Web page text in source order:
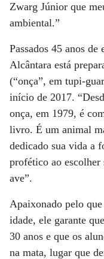
Zwarg Júnior que
ambiental.”
Passados 45 anos
Alcântara está
(“onça”, em tupi-
início de 2017.
onça, em 1979, é
livro. É um animal
dedicado sua vida a
profético ao escolher
ave”.
Apaixonado pelo que
idade, ele garante
30 anos e que os
na mata, lugar que